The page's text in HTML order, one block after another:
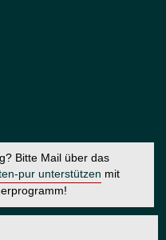
Bitte Mail über das
pur unterstützen mit